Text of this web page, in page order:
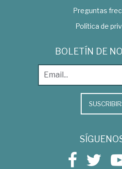
Preguntas
Política de
BOLETÍN DE